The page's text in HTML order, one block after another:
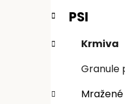
P
s
a
Přeskočit
kategorie
K
a
e
r
PSI
Krmiva
Granule